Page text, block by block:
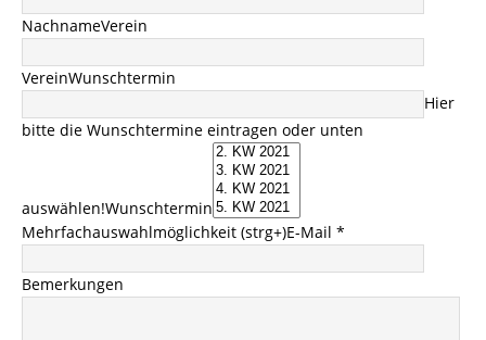
NachnameVerein
VereinWunschtermin
Hier
bitte die Wunschtermine eintragen oder unten
auswählen!Wunschtermin
Mehrfachauswahlmöglichkeit (strg+)E-Mail *
Bemerkungen